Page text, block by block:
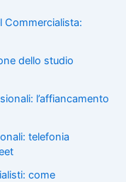
Commercialista:
dello studio
l’affiancamento
telefonia
come